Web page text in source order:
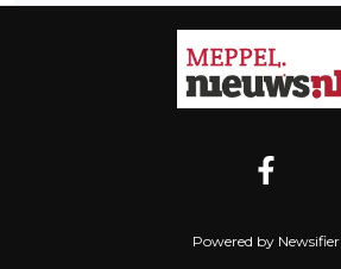
Powered by Newsifier